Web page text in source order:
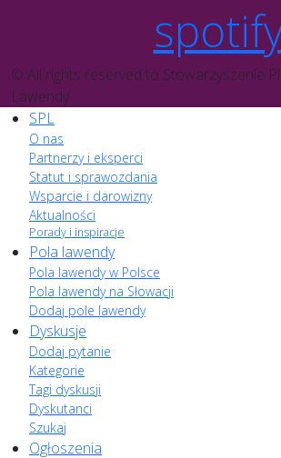
© All rights reserved to Stowarzyszenie
Lawendy
SPL
O nas
Partnerzy i eksperci
Statut i sprawozdania
Wsparcie i darowizny
Aktualności
Porady i inspiracje
Pola lawendy
Pola lawendy w Polsce
Pola lawendy na Słowacji
Dodaj pole lawendy
Dyskusje
Dodaj pytanie
Kategorie
Tagi dyskusji
Dyskutanci
Szukaj
Ogłoszenia